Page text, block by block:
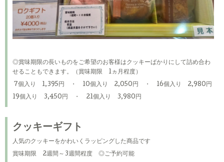
◎賞味期限の長いものをご希望のお客様はクッキーばかりにして詰め合わ
せることもできます。（賞味期限 1ヵ月程度）
7個入り 1,395円 ・ 10個入り 2,050円 ・ 16個入り 2,980円
19個入り 3,450円 ・ 21個入り 3,980円
クッキーギフト
人気のクッキーをかわいくラッピングした商品です
賞味期限 2週間～3週間程度 ◎ご予約可能